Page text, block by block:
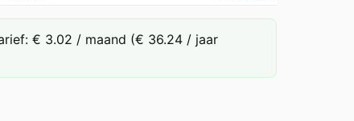
€ 3.02 / maand (€ 36.24 / jaar